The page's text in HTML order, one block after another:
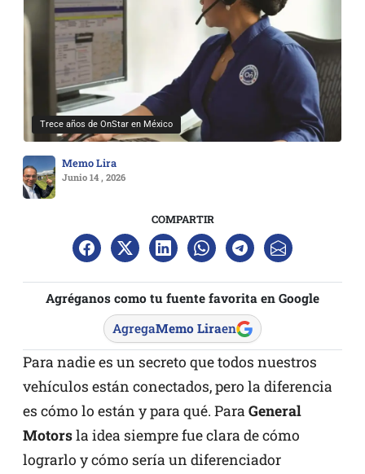
Trece años de OnStar en México
Memo Lira
Junio 14 , 2026
COMPARTIR
Agréganos como tu fuente favorita en Google
AgregaMemo Liraen
Para nadie es un secreto que todos nuestros
vehículos están conectados, pero la diferencia
es cómo lo están y para qué. Para General
Motorsla idea siempre fue clara de cómo
lograrlo y cómo sería un diferenciador